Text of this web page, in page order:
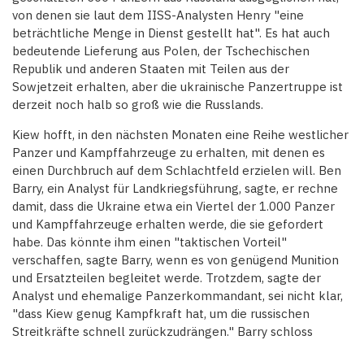
von denen sie laut dem IISS-Analysten Henry "eine
beträchtliche Menge in Dienst gestellt hat". Es hat auch
bedeutende Lieferung aus Polen, der Tschechischen
Republik und anderen Staaten mit Teilen aus der
Sowjetzeit erhalten, aber die ukrainische Panzertruppe ist
derzeit noch halb so groß wie die Russlands.
Kiew hofft, in den nächsten Monaten eine Reihe westlicher
Panzer und Kampffahrzeuge zu erhalten, mit denen es
einen Durchbruch auf dem Schlachtfeld erzielen will. Ben
Barry, ein Analyst für Landkriegsführung, sagte, er rechne
damit, dass die Ukraine etwa ein Viertel der 1.000 Panzer
und Kampffahrzeuge erhalten werde, die sie gefordert
habe. Das könnte ihm einen "taktischen Vorteil"
verschaffen, sagte Barry, wenn es von genügend Munition
und Ersatzteilen begleitet werde. Trotzdem, sagte der
Analyst und ehemalige Panzerkommandant, sei nicht klar,
"dass Kiew genug Kampfkraft hat, um die russischen
Streitkräfte schnell zurückzudrängen." Barry schloss